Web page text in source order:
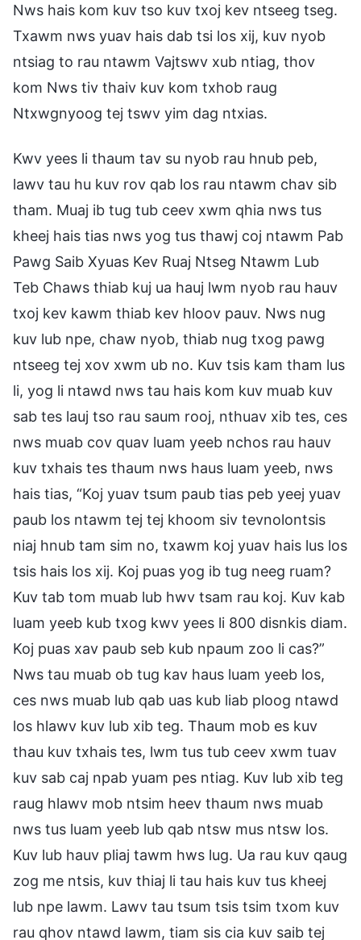
Nws hais kom kuv tso kuv txoj kev ntseeg tseg.
Txawm nws yuav hais dab tsi los xij, kuv nyob
ntsiag to rau ntawm Vajtswv xub ntiag, thov
kom Nws tiv thaiv kuv kom txhob raug
Ntxwgnyoog tej tswv yim dag ntxias.
Kwv yees li thaum tav su nyob rau hnub peb,
lawv tau hu kuv rov qab los rau ntawm chav sib
tham. Muaj ib tug tub ceev xwm qhia nws tus
kheej hais tias nws yog tus thawj coj ntawm Pab
Pawg Saib Xyuas Kev Ruaj Ntseg Ntawm Lub
Teb Chaws thiab kuj ua hauj lwm nyob rau hauv
txoj kev kawm thiab kev hloov pauv. Nws nug
kuv lub npe, chaw nyob, thiab nug txog pawg
ntseeg tej xov xwm ub no. Kuv tsis kam tham lus
li, yog li ntawd nws tau hais kom kuv muab kuv
sab tes lauj tso rau saum rooj, nthuav xib tes, ces
nws muab cov quav luam yeeb nchos rau hauv
kuv txhais tes thaum nws haus luam yeeb, nws
hais tias, “Koj yuav tsum paub tias peb yeej yuav
paub los ntawm tej tej khoom siv tevnolontsis
niaj hnub tam sim no, txawm koj yuav hais lus los
tsis hais los xij. Koj puas yog ib tug neeg ruam?
Kuv tab tom muab lub hwv tsam rau koj. Kuv kab
luam yeeb kub txog kwv yees li 800 disnkis diam.
Koj puas xav paub seb kub npaum zoo li cas?”
Nws tau muab ob tug kav haus luam yeeb los,
ces nws muab lub qab uas kub liab ploog ntawd
los hlawv kuv lub xib teg. Thaum mob es kuv
thau kuv txhais tes, lwm tus tub ceev xwm tuav
kuv sab caj npab yuam pes ntiag. Kuv lub xib teg
raug hlawv mob ntsim heev thaum nws muab
nws tus luam yeeb lub qab ntsw mus ntsw los.
Kuv lub hauv pliaj tawm hws lug. Ua rau kuv qaug
zog me ntsis, kuv thiaj li tau hais kuv tus kheej
lub npe lawm. Lawv tau tsum tsis tsim txom kuv
rau qhov ntawd lawm, tiam sis cia kuv saib tej